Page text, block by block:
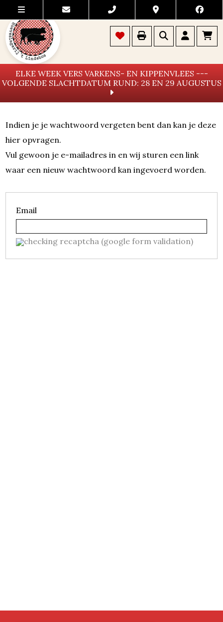
ELKE WEEK VERS VARKENS- EN KIPPENVLEES ---
VOLGENDE SLACHTDATUM RUND: 28 EN 29 AUGUSTUS
Indien je je wachtwoord vergeten bent dan kan je deze
hier opvragen.
Vul gewoon je e-mailadres in en wij sturen een link
waar een nieuw wachtwoord kan ingevoerd worden.
Email
checking recaptcha (google form validation)